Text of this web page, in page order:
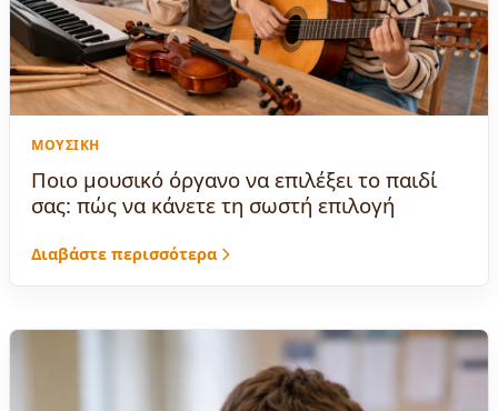
ΜΟΥΣΙΚΉ
Ποιο μουσικό όργανο να επιλέξει το παιδί
σας: πώς να κάνετε τη σωστή επιλογή
Διαβάστε περισσότερα